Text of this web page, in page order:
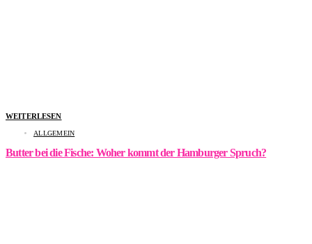
WEITERLESEN
ALLGEMEIN
Butter bei die Fische: Woher kommt der Hamburger Spruch?